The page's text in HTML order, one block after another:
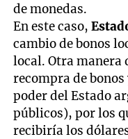
de monedas.
En este caso,
cambio de bonos
local. Otra manera
recompra de
poder del Estado
públicos), por los
recibiría los